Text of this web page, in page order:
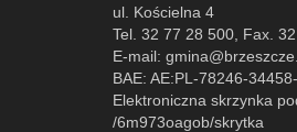
ul. Kościelna 4
Tel. 32 77 28 500, Fax.
E-mail:
BAE: AE:PL-78246-
Elektroniczna skrzynka
/6m973oagob/skrytka